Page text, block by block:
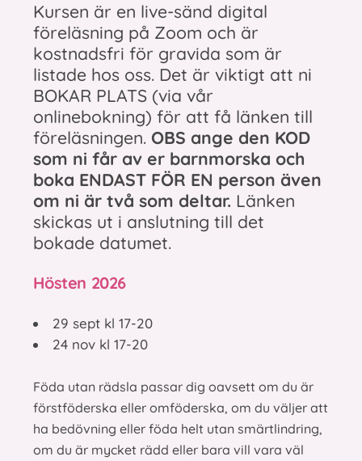
Kursen är en live-sänd digital
föreläsning på Zoom och är
kostnadsfri för gravida som är
listade hos oss. Det är viktigt att ni
BOKAR PLATS (via vår
onlinebokning) för att få länken till
föreläsningen.OBS ange den KOD
som ni får av er barnmorska och
boka ENDAST FÖR EN person även
om ni är två som deltar. Länken
skickas ut i anslutning till det
bokade datumet.
Hösten 2026
29 sept kl 17-20
24 nov kl 17-20
Föda utan rädsla passar dig oavsett om du är
förstföderska eller omföderska, om du väljer att
ha bedövning eller föda helt utan smärtlindring,
om du är mycket rädd eller bara vill vara väl